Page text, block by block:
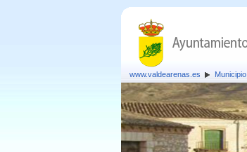
www.valdearenas.es Municipio